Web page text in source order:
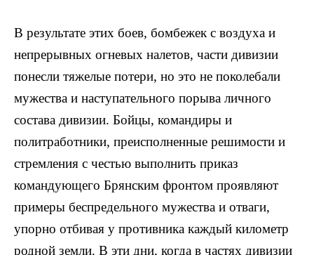
В результате этих боев, бомбежек с воздуха и
непрерывных огневых налетов, части дивизии
понесли тяжелые потери, но это не поколебали
мужества и наступательного порыва личного
состава дивизии. Бойцы, командиры и
политработники, преисполненные решимости и
стремления с честью выполнить приказ
командующего Брянским фронтом проявляют
примеры беспредельного мужества и отваги,
упорно отбивая у противника каждый километр
родной земли. В эти дни, когда в частях дивизии